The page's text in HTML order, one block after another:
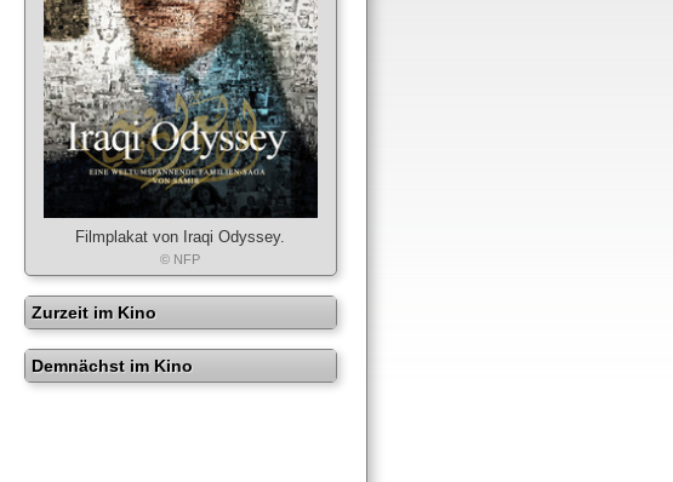
Filmplakat von Iraqi Odyssey.
© NFP
Zurzeit im Kino
Demnächst im Kino